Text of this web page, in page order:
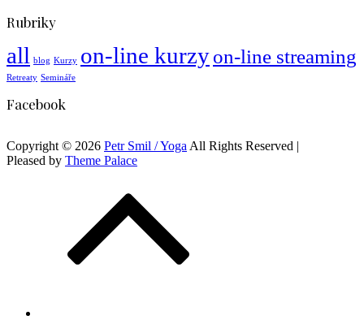
Rubriky
all blog Kurzy on-line kurzyon-line streaming
Retreaty Semináře
Facebook
Copyright © 2026 Petr Smil / Yoga All Rights Reserved |
Pleased by Theme Palace